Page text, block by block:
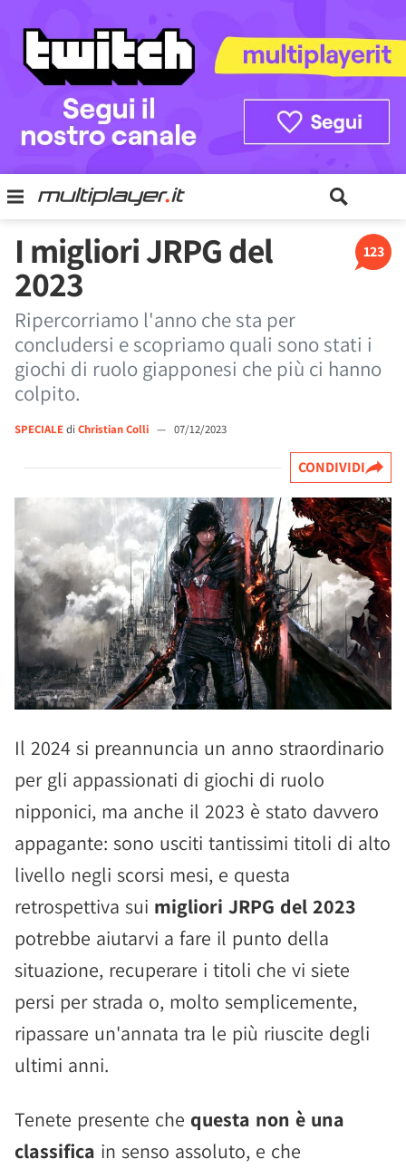
123
I migliori JRPG del
2023
Ripercorriamo l'anno che sta per
concludersi e scopriamo quali sono stati i
giochi di ruolo giapponesi che più ci hanno
colpito.
SPECIALEdi Christian Colli — 07/12/2023
CONDIVIDI
Il 2024 si preannuncia un anno straordinario
per gli appassionati di giochi di ruolo
nipponici, ma anche il 2023 è stato davvero
appagante: sono usciti tantissimi titoli di alto
livello negli scorsi mesi, e questa
retrospettiva sui migliori JRPG del 2023
potrebbe aiutarvi a fare il punto della
situazione, recuperare i titoli che vi siete
persi per strada o, molto semplicemente,
ripassare un'annata tra le più riuscite degli
ultimi anni.
Tenete presente che questa non è una
classifica in senso assoluto, e che